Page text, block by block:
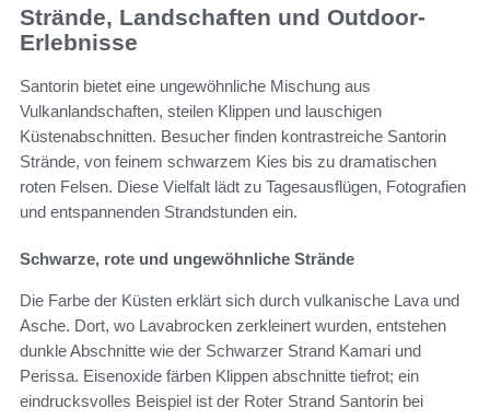
Strände, Landschaften und Outdoor-
Erlebnisse
Santorin bietet eine ungewöhnliche Mischung aus
Vulkanlandschaften, steilen Klippen und lauschigen
Küstenabschnitten. Besucher finden kontrastreiche Santorin
Strände, von feinem schwarzem Kies bis zu dramatischen
roten Felsen. Diese Vielfalt lädt zu Tagesausflügen, Fotografien
und entspannenden Strandstunden ein.
Schwarze, rote und ungewöhnliche Strände
Die Farbe der Küsten erklärt sich durch vulkanische Lava und
Asche. Dort, wo Lavabrocken zerkleinert wurden, entstehen
dunkle Abschnitte wie der Schwarzer Strand Kamari und
Perissa. Eisenoxide färben Klippen abschnitte tiefrot; ein
eindrucksvolles Beispiel ist der Roter Strand Santorin bei